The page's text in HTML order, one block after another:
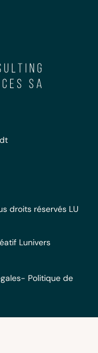
droits réservésLU
Lunivers
Politique de